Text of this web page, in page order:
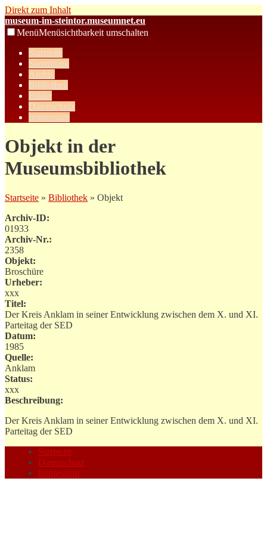
Direkt zum Inhalt
museum-im-steintor.museumnet.eu
MenüMenüsichtbarkeit umschalten
Startseite
Sammlung
Archiv
Bibliothek
Bilder
Datenschutz
Impressum
Objekt in der
Museumsbibliothek
Startseite » Bibliothek » Objekt
Archiv-ID:
01933
Archiv-Nr.:
2358
Objekt:
Broschüre
Urheber:
xxx
Titel:
Der Kreis Anklam in seiner Entwicklung zwischen dem X. und XI.
Parteitag der SED
Datum:
1985
Quelle:
Anklam
Status:
xxx
Beschreibung:
Der Kreis Anklam in seiner Entwicklung zwischen dem X. und XI.
Parteitag der SED
Startseite
Datenschutz
Impressum